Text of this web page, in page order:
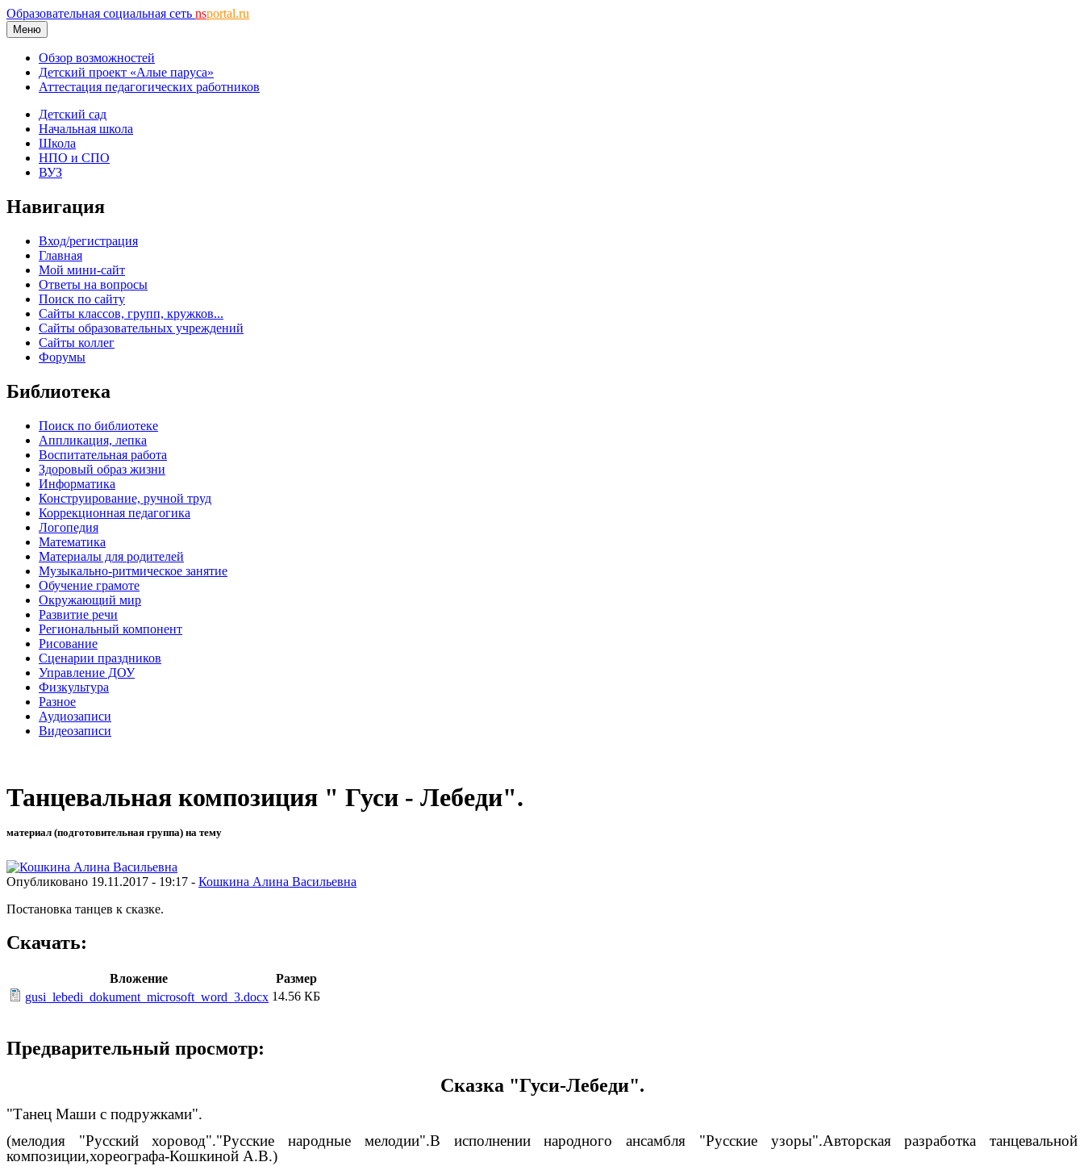
Образовательная социальная сеть nsportal.ru
Меню
Обзор возможностей
Детский проект «Алые паруса»
Аттестация педагогических работников
Детский сад
Начальная школа
Школа
НПО и СПО
ВУЗ
Навигация
Вход/регистрация
Главная
Мой мини-сайт
Ответы на вопросы
Поиск по сайту
Сайты классов, групп, кружков...
Сайты образовательных учреждений
Сайты коллег
Форумы
Библиотека
Поиск по библиотеке
Аппликация, лепка
Воспитательная работа
Здоровый образ жизни
Информатика
Конструирование, ручной труд
Коррекционная педагогика
Логопедия
Математика
Материалы для родителей
Музыкально-ритмическое занятие
Обучение грамоте
Окружающий мир
Развитие речи
Региональный компонент
Рисование
Сценарии праздников
Управление ДОУ
Физкультура
Разное
Аудиозаписи
Видеозаписи
Танцевальная композиция " Гуси - Лебеди".
материал (подготовительная группа) на тему
Опубликовано 19.11.2017 - 19:17 - Кошкина Алина Васильевна
Постановка танцев к сказке.
Скачать:
Вложение
Размер
gusi_lebedi_dokument_microsoft_word_3.docx 14.56 КБ
Предварительный просмотр:
Сказка "Гуси-Лебеди".
"Танец Маши с подружками".
(мелодия "Русский хоровод"."Русские народные мелодии".В исполнении народного ансамбля "Русские узоры".Авторская разработка танцевальной
композиции,хореографа-Кошкиной А.В.)